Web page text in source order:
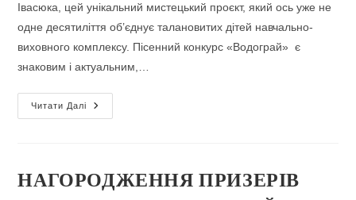
Івасюка, цей унікальний мистецький проєкт, який ось уже не
одне десятиліття об’єднує талановитих дітей навчально-
виховного комплексу. Пісенний конкурс «Водограй» є
знаковим і актуальним,…
Читати Далі
Фінальний
Концерт
НАГОРОДЖЕННЯ ПРИЗЕРІВ